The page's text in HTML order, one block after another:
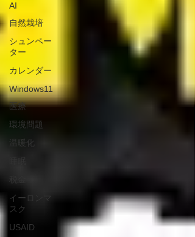
AI
自然栽培
シュンペー
ター
カレンダー
Windows11
医療
環境問題
温暖化
イーロンマ
スク
USAID